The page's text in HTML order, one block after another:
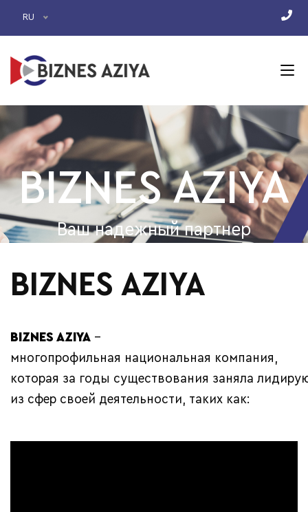
RU
BIZNES AZIYA
Ваш надежный партнер
BIZNES AZIYA
BIZNES AZIYA –
многопрофильная национальная компания,
которая за годы существования заняла
из сфер своей деятельности, таких как: